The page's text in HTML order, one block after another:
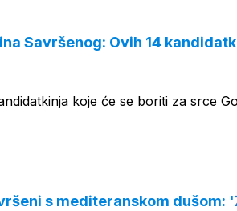
Savršenog: Ovih 14
koje će se boriti za srce
s mediteranskom dušom: